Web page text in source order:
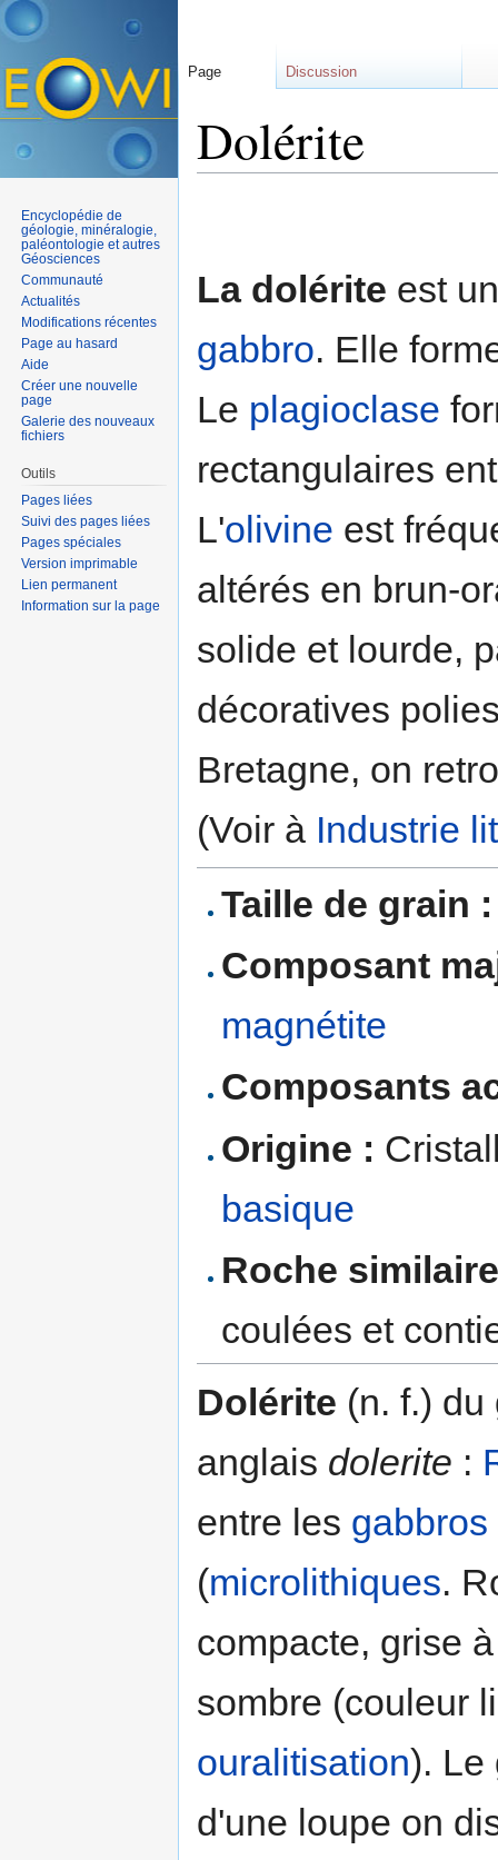
Dolérite
La dolérite est
gabbro. Elle
Le plagioclase
rectangulaires
L'olivine est
altérés en brun-
solide et lourde,
décoratives
Bretagne, on
(Voir à Industrie
Taille de grain :
Composant
magnétite
Composants
Origine :
basique
Roche
coulées et
Dolérite (n. f.)
anglais dolerite :
entre les gabbros
(microlithiques.
compacte, grise
sombre (couleur
ouralitisation). Le
d'une loupe on
Page Discussion
Encyclopédie de
géologie, minéralogie,
paléontologie et autres
Géosciences
Communauté
Actualités
Modifications récentes
Page au hasard
Aide
Créer une nouvelle
page
Galerie des nouveaux
fichiers
Outils
Pages liées
Suivi des pages liées
Pages spéciales
Version imprimable
Lien permanent
Information sur la page